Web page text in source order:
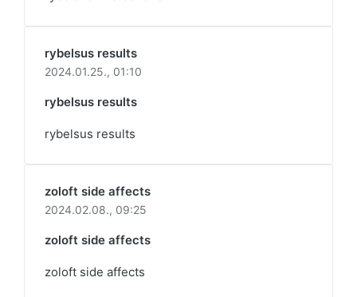
rybelsus results
2024.01.25., 01:10
rybelsus results
rybelsus results
zoloft side affects
2024.02.08., 09:25
zoloft side affects
zoloft side affects